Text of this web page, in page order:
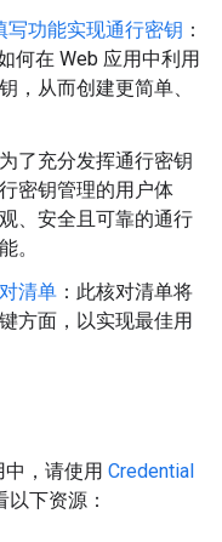
写功能实现通行密钥 ：
何在 Web 应用中利用
，从而创建更简单、
为了充分发挥通行密钥
密钥管理的用户体
、安全且可靠的通行
。
清单 ：此核对清单将
方面，以实现最佳用
，请使用 Credential
下资源：